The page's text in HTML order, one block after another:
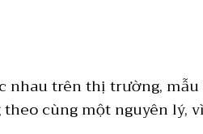
nhau trên thị trường,
cùng một nguyên lý,